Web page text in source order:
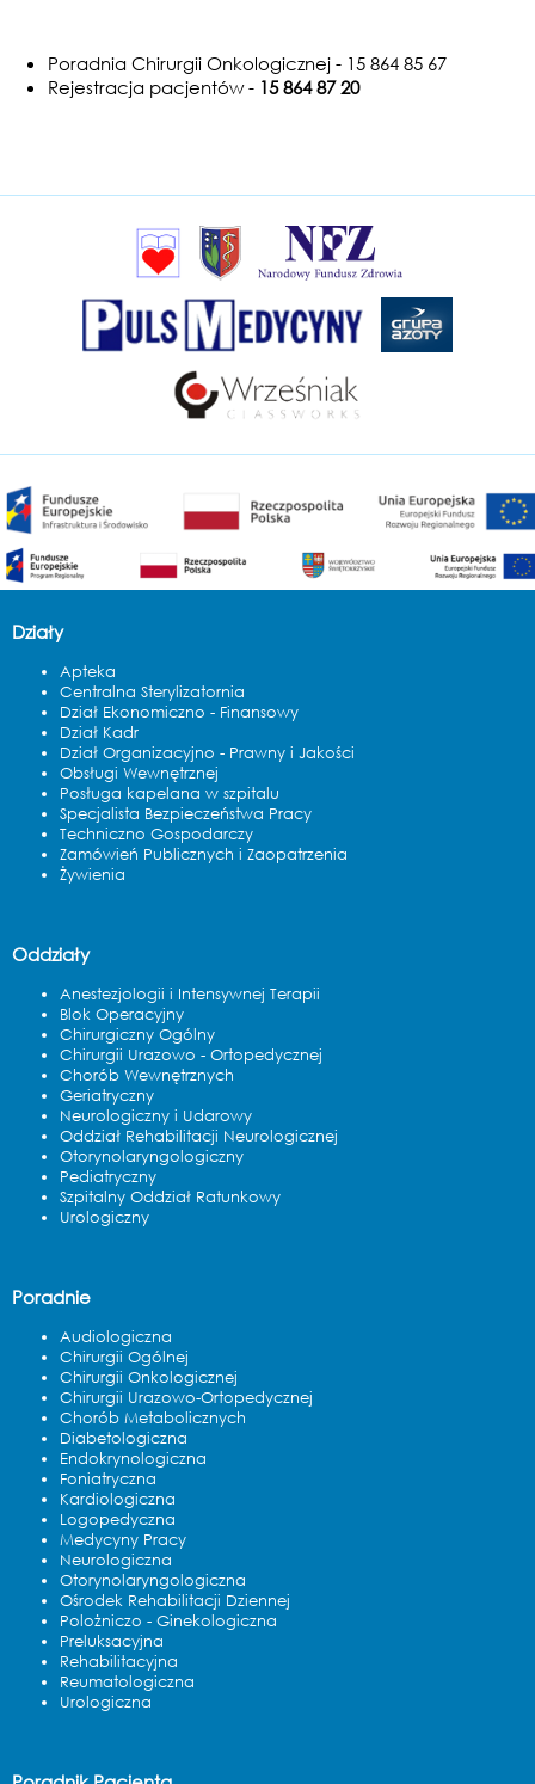
Poradnia Chirurgii Onkologicznej - 15 864 85 67
Rejestracja pacjentów - 15 864 87 20
Działy
Apteka
Centralna Sterylizatornia
Dział Ekonomiczno - Finansowy
Dział Kadr
Dział Organizacyjno - Prawny i Jakości
Obsługi Wewnętrznej
Posługa kapelana w szpitalu
Specjalista Bezpieczeństwa Pracy
Techniczno Gospodarczy
Zamówień Publicznych i Zaopatrzenia
Żywienia
Oddziały
Anestezjologii i Intensywnej Terapii
Blok Operacyjny
Chirurgiczny Ogólny
Chirurgii Urazowo - Ortopedycznej
Chorób Wewnętrznych
Geriatryczny
Neurologiczny i Udarowy
Oddział Rehabilitacji Neurologicznej
Otorynolaryngologiczny
Pediatryczny
Szpitalny Oddział Ratunkowy
Urologiczny
Poradnie
Audiologiczna
Chirurgii Ogólnej
Chirurgii Onkologicznej
Chirurgii Urazowo-Ortopedycznej
Chorób Metabolicznych
Diabetologiczna
Endokrynologiczna
Foniatryczna
Kardiologiczna
Logopedyczna
Medycyny Pracy
Neurologiczna
Otorynolaryngologiczna
Ośrodek Rehabilitacji Dziennej
Polożniczo - Ginekologiczna
Preluksacyjna
Rehabilitacyjna
Reumatologiczna
Urologiczna